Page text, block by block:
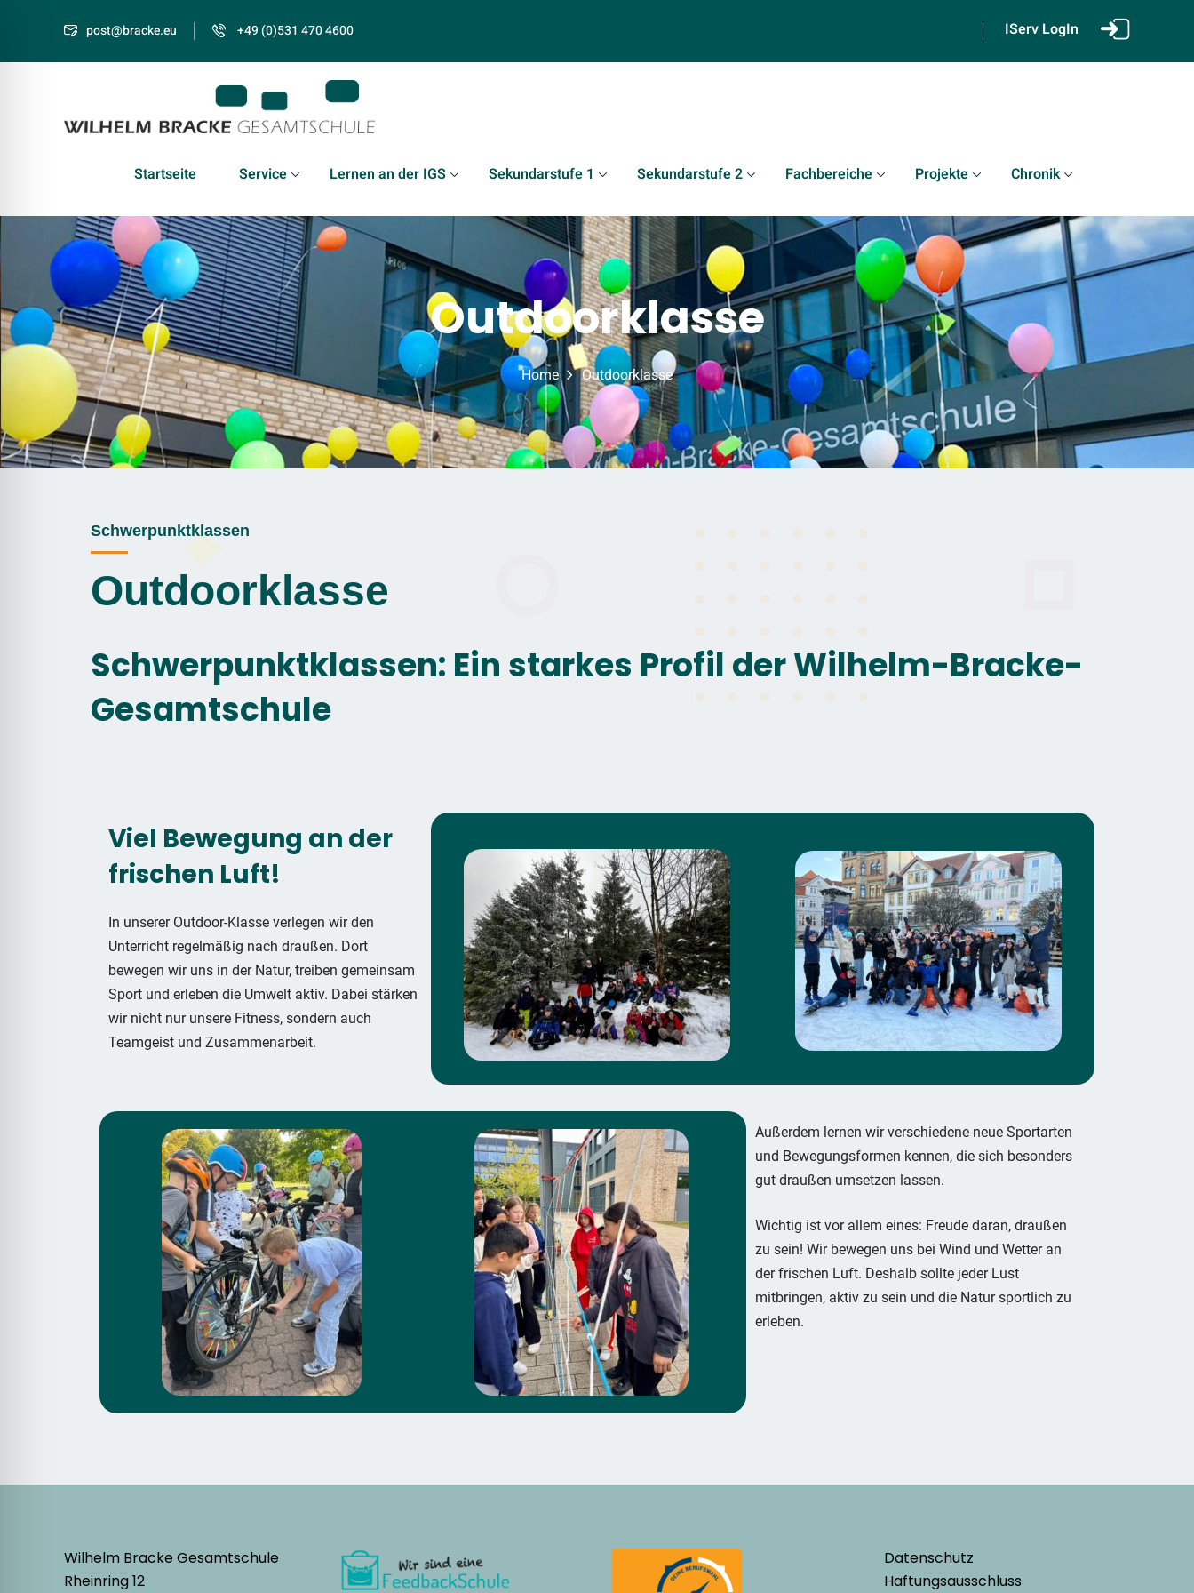
post@bracke.eu +49 (0)531 470 4600 IServ LogIn
Startseite Service Lernen an der IGS Sekundarstufe 1 Sekundarstufe 2 Fachbereiche Projekte Chronik
Outdoorklasse
Home Outdoorklasse
Outdoorklasse
Schwerpunktklassen
Schwerpunktklassen: Ein starkes Profil der Wilhelm-Bracke-
Gesamtschule
Viel Bewegung an der
frischen Luft!
In unserer Outdoor-Klasse verlegen wir den
Unterricht regelmäßig nach draußen. Dort
bewegen wir uns in der Natur, treiben gemeinsam
Sport und erleben die Umwelt aktiv. Dabei stärken
wir nicht nur unsere Fitness, sondern auch
Teamgeist und Zusammenarbeit.
Außerdem lernen wir verschiedene neue Sportarten
und Bewegungsformen kennen, die sich besonders
gut draußen umsetzen lassen.
Wichtig ist vor allem eines: Freude daran, draußen
zu sein! Wir bewegen uns bei Wind und Wetter an
der frischen Luft. Deshalb sollte jeder Lust
mitbringen, aktiv zu sein und die Natur sportlich zu
erleben.
Wilhelm Bracke Gesamtschule
Rheinring 12
Datenschutz
Haftungsausschluss